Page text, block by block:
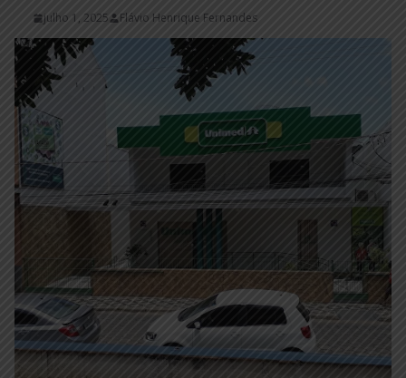
julho 1, 2025 Flávio Henrique Fernandes